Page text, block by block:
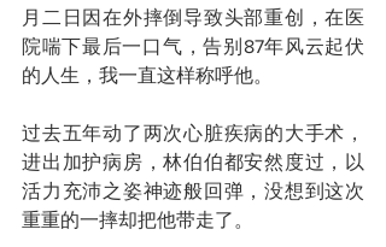
月二日因在外摔倒导致头部重创，在医
院喘下最后一口气，告别87年风云起伏
的人生，我一直这样称呼他。
过去五年动了两次心脏疾病的大手术，
进出加护病房，林伯伯都安然度过，以
活力充沛之姿神迹般回弹，没想到这次
重重的一摔却把他带走了。